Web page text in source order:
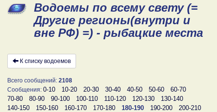
Водоемы по всему свету (=
Другие регионы(внутри и
вне РФ) =) - рыбацкие места
К списку водоемов
Всего сообщений: 2108
Сообщения: 0-10 10-20 20-30 30-40 40-50 50-60
60-70
70-80
80-90 90-100 100-110 110-120 120-130
130-140
140-150
150-160 160-170 170-180 180-190 190-200
200-210